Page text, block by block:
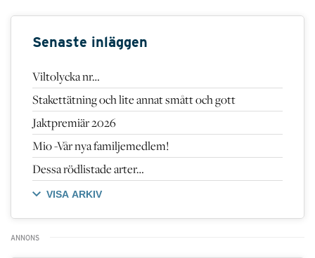
Senaste inläggen
Viltolycka nr…
Stakettätning och lite annat smått och gott
Jaktpremiär 2026
Mio -Vår nya familjemedlem!
Dessa rödlistade arter…
VISA ARKIV